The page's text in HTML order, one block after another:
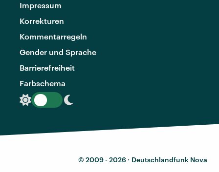
Impressum
Korrekturen
Kommentarregeln
Gender und Sprache
Barrierefreiheit
Farbschema
© 2009 - 2026 · Deutschlandfunk Nova